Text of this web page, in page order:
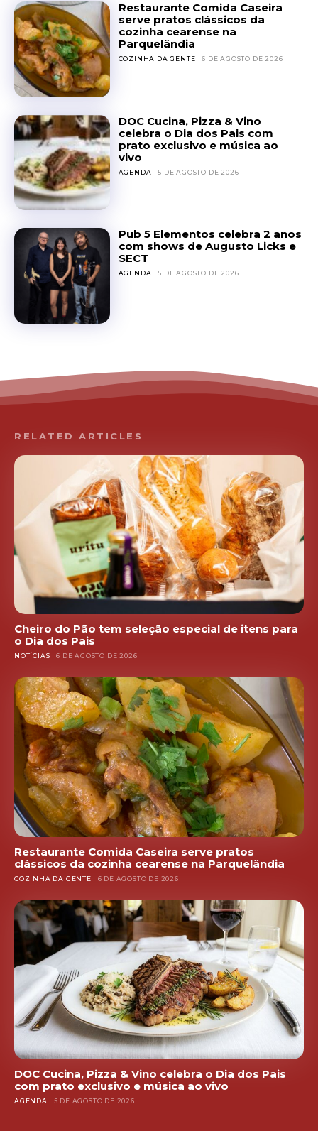
Restaurante Comida Caseira
serve pratos clássicos da
cozinha cearense na
Parquelândia
COZINHA DA GENTE 6 DE AGOSTO DE 2026
DOC Cucina, Pizza & Vino
celebra o Dia dos Pais com
prato exclusivo e música ao
vivo
AGENDA 5 DE AGOSTO DE 2026
Pub 5 Elementos celebra 2 anos
com shows de Augusto Licks e
SECT
AGENDA 5 DE AGOSTO DE 2026
RELATED ARTICLES
Cheiro do Pão tem seleção especial de itens para
o Dia dos Pais
NOTÍCIAS 6 DE AGOSTO DE 2026
Restaurante Comida Caseira serve pratos
clássicos da cozinha cearense na Parquelândia
COZINHA DA GENTE 6 DE AGOSTO DE 2026
DOC Cucina, Pizza & Vino celebra o Dia dos Pais
com prato exclusivo e música ao vivo
AGENDA 5 DE AGOSTO DE 2026